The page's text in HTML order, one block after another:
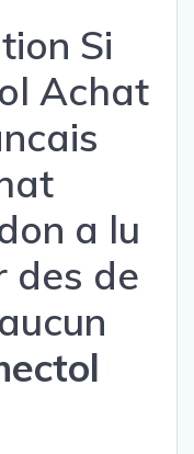
Si
Achat
a lu
des de